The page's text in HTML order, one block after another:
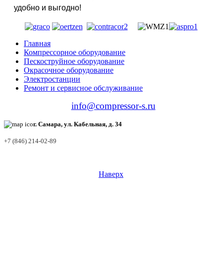
удобно и выгодно!
Главная
Компрессорное оборудование
Пескоструйное оборудование
Окрасочное оборудование
Электростанции
Ремонт и сервисное обслуживание
info@compressor-s.ru
г. Самара, ул. Кабельная, д. 34
+7 (846) 214-02-89
Наверх